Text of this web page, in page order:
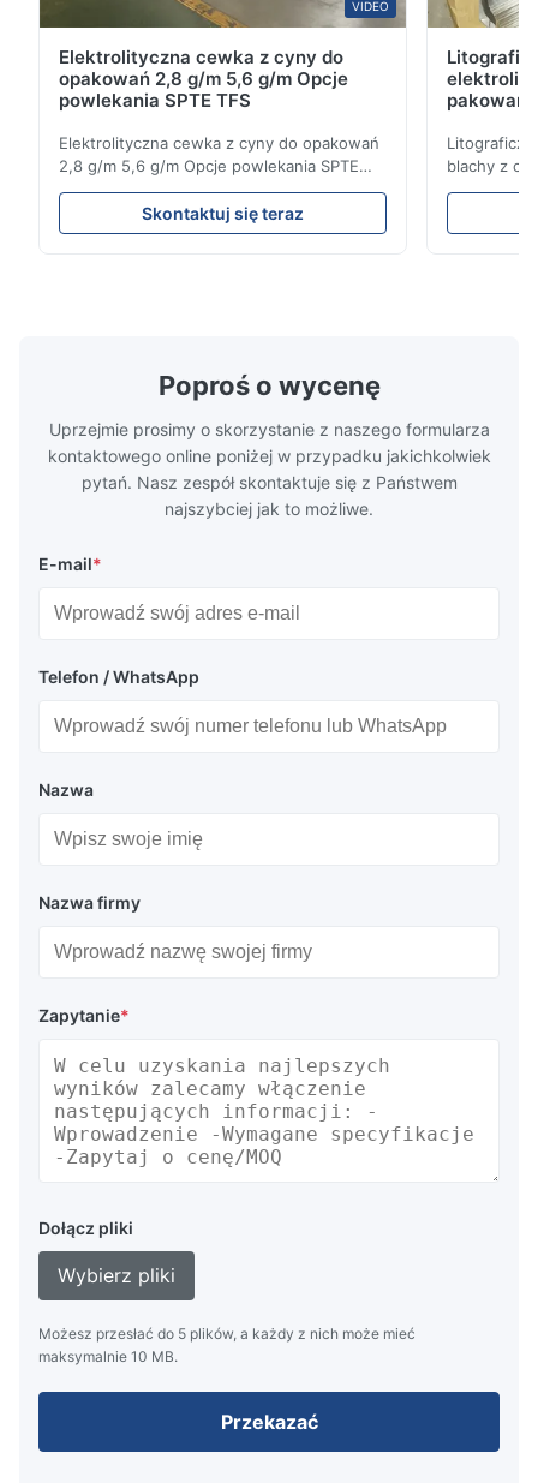
VIDEO
Elektrolityczna cewka z cyny do
opakowań 2,8 g/m 5,6 g/m Opcje
powlekania SPTE TFS
Elektrolityczna cewka z cyny do opakowań
2,8 g/m 5,6 g/m Opcje powlekania SPTE
TFS Elektrolityczne cewki z cyny do
opakowań - 2,8/2,8 i 5,6/5,6 g/m Opcje
powlekania SPTE TFS Elektrolityczna płytka
Skontaktuj się teraz
blachy z
mm 929
Poproś o wycenę
Uprzejmie prosimy o skorzystanie z naszego formularza
kontaktowego online poniżej w przypadku jakichkolwiek
pytań. Nasz zespół skontaktuje się z Państwem
najszybciej jak to możliwe.
E-mail*
Telefon / WhatsApp
Nazwa
Nazwa firmy
Zapytanie*
Dołącz pliki
Wybierz pliki
Możesz przesłać do 5 plików, a każdy z nich może mieć
maksymalnie 10 MB.
Przekazać